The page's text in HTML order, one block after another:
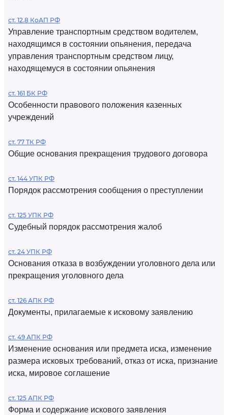
ст. 12.8 КоАП РФ
Управление транспортным средством водителем,
находящимся в состоянии опьянения, передача
управления транспортным средством лицу,
находящемуся в состоянии опьянения
ст. 161 БК РФ
Особенности правового положения казенных
учреждений
ст. 77 ТК РФ
Общие основания прекращения трудового договора
ст. 144 УПК РФ
Порядок рассмотрения сообщения о преступлении
ст. 125 УПК РФ
Судебный порядок рассмотрения жалоб
ст. 24 УПК РФ
Основания отказа в возбуждении уголовного дела или
прекращения уголовного дела
ст. 126 АПК РФ
Документы, прилагаемые к исковому заявлению
ст. 49 АПК РФ
Изменение основания или предмета иска, изменение
размера исковых требований, отказ от иска, признание
иска, мировое соглашение
ст. 125 АПК РФ
Форма и содержание искового заявления